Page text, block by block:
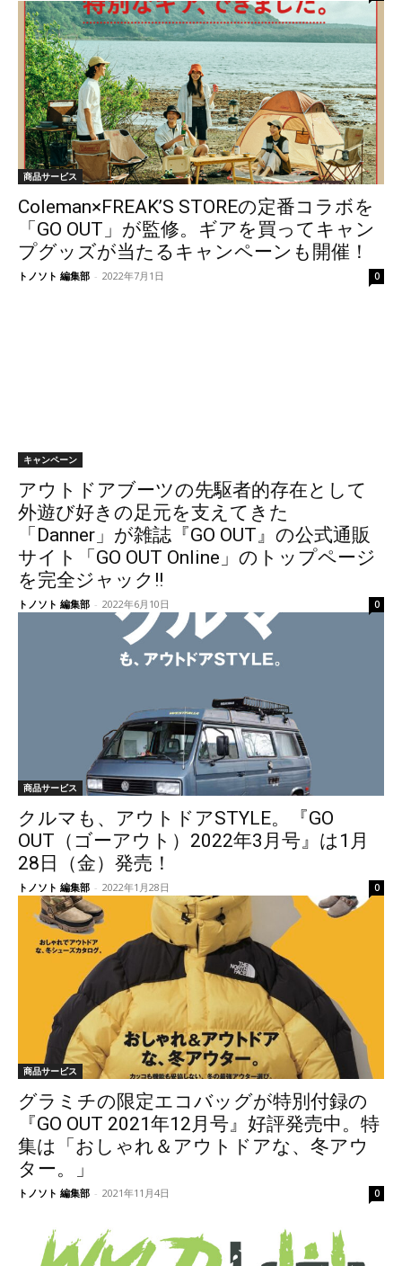
商品サービス
Coleman×FREAK’S STOREの定番コラボを
「GO OUT」が監修。ギアを買ってキャン
プグッズが当たるキャンペーンも開催！
トノソト 編集部 - 2022年7月1日 0
キャンペーン
アウトドアブーツの先駆者的存在として
外遊び好きの足元を支えてきた
「Danner」が雑誌『GO OUT』の公式通販
サイト「GO OUT Online」のトップページ
を完全ジャック!!
トノソト 編集部 - 2022年6月10日 0
商品サービス
クルマも、アウトドアSTYLE。『GO
OUT（ゴーアウト）2022年3月号』は1月
28日（金）発売！
トノソト 編集部 - 2022年1月28日 0
商品サービス
グラミチの限定エコバッグが特別付録の
『GO OUT 2021年12月号』好評発売中。特
集は「おしゃれ＆アウトドアな、冬アウ
ター。」
トノソト 編集部 - 2021年11月4日 0